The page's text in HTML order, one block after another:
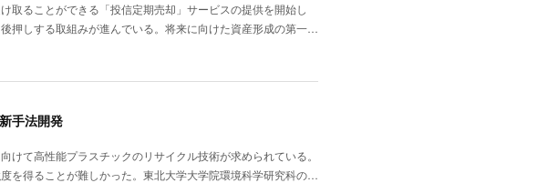
取ることができる「投信定期売却」サービスの提供を開始し
押しする取組みが進んでいる。将来に向けた資産形成の第一…
手法開発
て高性能プラスチックのリサイクル技術が求められている。
を得ることが難しかった。東北大学大学院環境科学研究科の…